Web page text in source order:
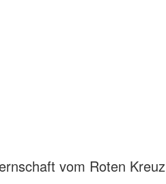
vom Roten Kreuz